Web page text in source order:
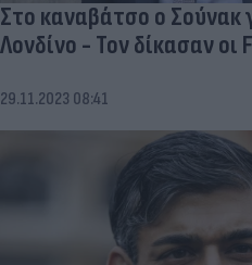
Στο καναβάτσο ο Σούνακ
Λονδίνο - Τον δίκασαν οι
29.11.2023 08:41